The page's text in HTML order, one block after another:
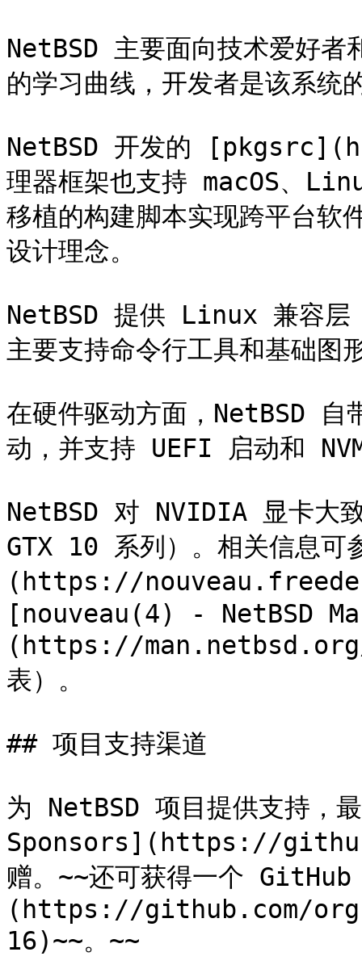
NetBSD 主要面向技术爱好者
的学习曲线，开发者是该系统
NetBSD 开发的
理器框架也支持 macOS、
移植的构建脚本实现跨平台
设计理念。
NetBSD 提供 Linux 兼容层
主要支持命令行工具和基础图
在硬件驱动方面，NetBSD
动，并支持 UEFI 启动和
NetBSD 对 NVIDIA 显卡大
GTX 10 系列）。相关信息
(https://
[nouveau(4) - NetBSD
(https://man.netbsd.org/
表）。
## 项目支持渠道
为 NetBSD 项目提供支持，
Sponsors](https://
赠。~~还可获得一个
(https://github.com/
16)~~。~~